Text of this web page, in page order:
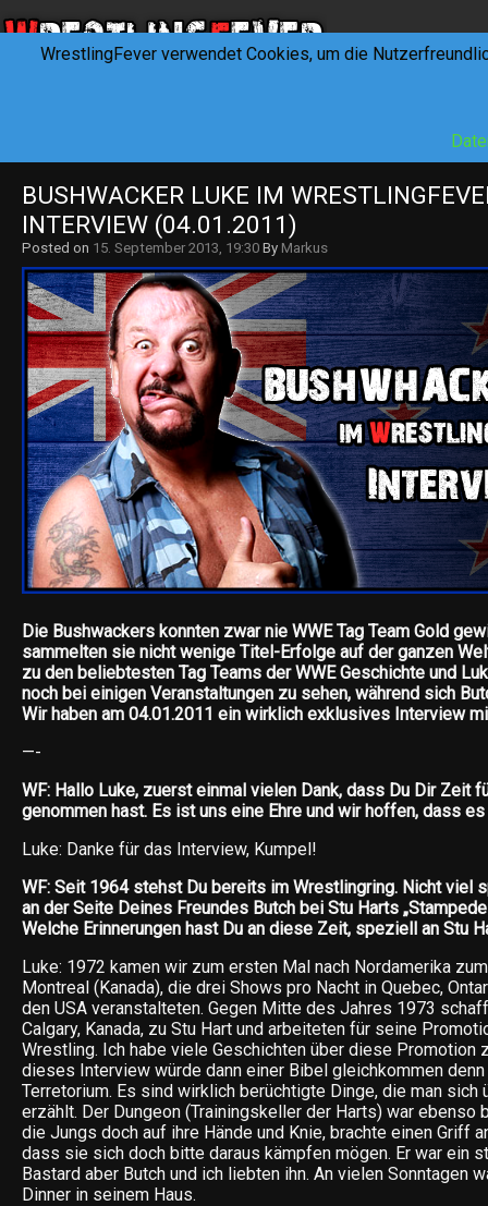
BUSHWACKER LUKE IM
INTERVIEW (04.01.2011)
Posted on 15. September 2013, 19:30 By Markus
Die Bushwackers konnten zwar nie WWE Tag Team Gold
sammelten sie nicht wenige Titel-Erfolge auf der ganzen
zu den beliebtesten Tag Teams der WWE Geschichte und
noch bei einigen Veranstaltungen zu sehen, während sich
Wir haben am 04.01.2011 ein wirklich exklusives Interview
—-
WF: Hallo Luke, zuerst einmal vielen Dank, dass Du Dir Zeit
genommen hast. Es ist uns eine Ehre und wir hoffen, dass
Luke: Danke für das Interview, Kumpel!
WF: Seit 1964 stehst Du bereits im Wrestlingring. Nicht viel
an der Seite Deines Freundes Butch bei Stu Harts
Welche Erinnerungen hast Du an diese Zeit, speziell an Stu
Luke: 1972 kamen wir zum ersten Mal nach Nordamerika
Montreal (Kanada), die drei Shows pro Nacht in Quebec,
den USA veranstalteten. Gegen Mitte des Jahres 1973
Calgary, Kanada, zu Stu Hart und arbeiteten für seine
Wrestling. Ich habe viele Geschichten über diese Promotion
dieses Interview würde dann einer Bibel gleichkommen
Terretorium. Es sind wirklich berüchtigte Dinge, die man sich
erzählt. Der Dungeon (Trainingskeller der Harts) war ebenso
die Jungs doch auf ihre Hände und Knie, brachte einen Griff
dass sie sich doch bitte daraus kämpfen mögen. Er war ein
Bastard aber Butch und ich liebten ihn. An vielen Sonntagen
Dinner in seinem Haus.
WrestlingFever verwendet Cookies, um die